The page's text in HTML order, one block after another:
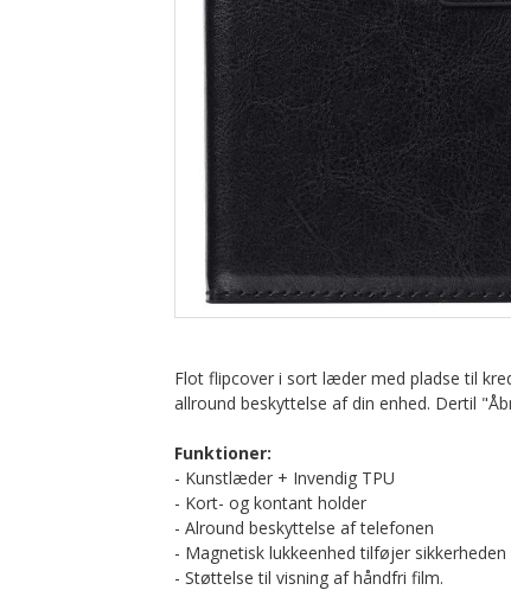
Flot flipcover i sort læder med pladse til
allround beskyttelse af din enhed. Dertil
Funktioner:
- Kunstlæder + Invendig TPU
- Kort- og kontant holder
- Alround beskyttelse af telefonen
- Magnetisk lukkeenhed tilføjer
- Støttelse til visning af håndfri film.